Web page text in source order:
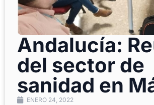
Andalucía:
del sector de
sanidad en
ENERO 24, 2022